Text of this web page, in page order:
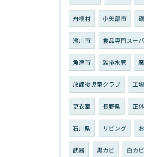
舟橋村 小矢部市
滑川市 食品専門スー
魚津市 雑排水管
放課後児童クラブ 工場
更衣室 長野県 正体
石川県 リビング
武器 黒カビ 白カビ